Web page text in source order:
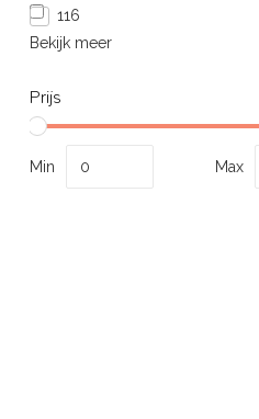
116
Bekijk meer
Prijs
Min Max